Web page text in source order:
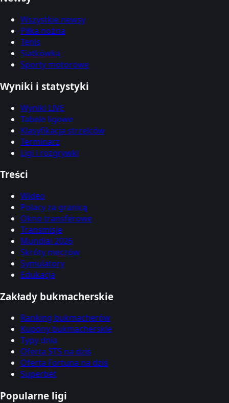
Wszystkie newsy
Piłka nożna
Tenis
Siatkówka
Sporty motorowe
Wyniki i statystyki
Wyniki LIVE
Tabele ligowe
Klasyfikacja strzelców
Terminarz
Ligi i rozgrywki
Treści
Wideo
Polacy za granicą
Okno transferowe
Transmisje
Mundial 2026
Skróty meczów
Symulatory
Edukacja
Zakłady bukmacherskie
Ranking bukmacherów
Kupony bukmacherskie
Typy dnia
Oferta STS na dziś
Oferta Fortuna na dziś
Superbet
Popularne ligi